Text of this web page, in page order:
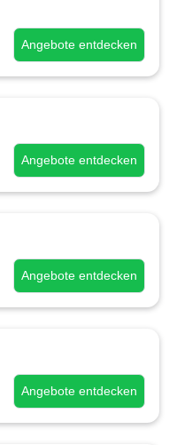
Angebote entdecken
Angebote entdecken
Angebote entdecken
Angebote entdecken